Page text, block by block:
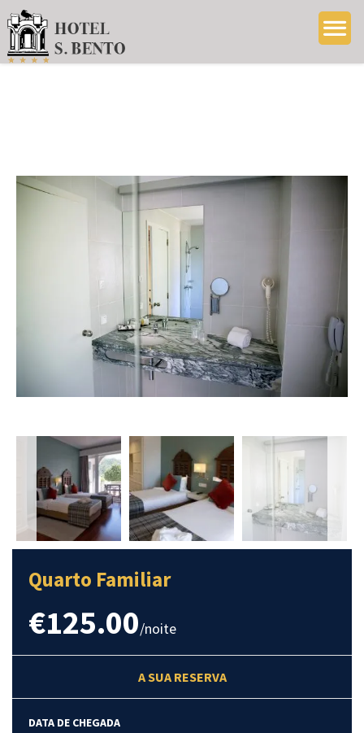
next
Quarto Familiar
€125.00/noite
A SUA RESERVA
DATA DE CHEGADA